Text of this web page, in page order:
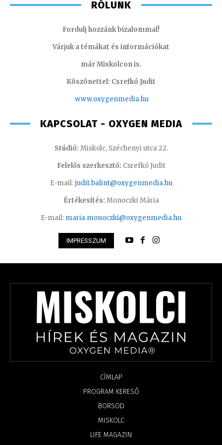
RÓLUNK
Fordulj hozzánk bizalommal!
Várjuk a témákat és információkat
már Miskolcon is.
Köszönettel: Csrefkó Judit
www.oxygenmedia.hu
KAPCSOLAT - OXYGEN MEDIA
Stúdió: Miskolc, Széchenyi utca 22.
Felelős szerkesztő: Csrefkó Judit
E-mail:judit.balint@oxygenmedia.hu
Értékesítés: Monoczki Mária
E-mail: maria.monoczki@oxygenmedia.hu
IMPRESSZUM
CÍMLAP
PROGRAM KERESŐ
BORSOD
MISKOLC
LIFE MAGAZIN